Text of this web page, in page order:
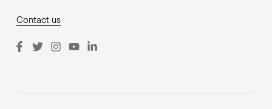
Contact us